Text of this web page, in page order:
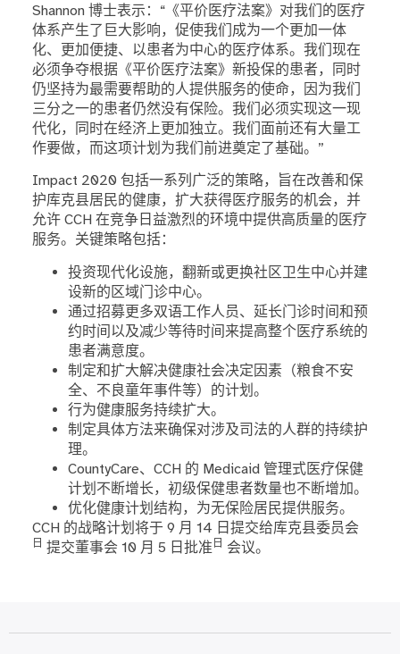
Shannon 博士表示：“《平价医疗法案》对我们的医疗
体系产生了巨大影响，促使我们成为一个更加一体
化、更加便捷、以患者为中心的医疗体系。我们现在
必须争夺根据《平价医疗法案》新投保的患者，同时
仍坚持为最需要帮助的人提供服务的使命，因为我们
三分之一的患者仍然没有保险。我们必须实现这一现
代化，同时在经济上更加独立。我们面前还有大量工
作要做，而这项计划为我们前进奠定了基础。”
Impact 2020 包括一系列广泛的策略，旨在改善和保
护库克县居民的健康，扩大获得医疗服务的机会，并
允许 CCH 在竞争日益激烈的环境中提供高质量的医疗
服务。关键策略包括：
投资现代化设施，翻新或更换社区卫生中心并建
设新的区域门诊中心。
通过招募更多双语工作人员、延长门诊时间和预
约时间以及减少等待时间来提高整个医疗系统的
患者满意度。
制定和扩大解决健康社会决定因素（粮食不安
全、不良童年事件等）的计划。
行为健康服务持续扩大。
制定具体方法来确保对涉及司法的人群的持续护
理。
CountyCare、CCH 的 Medicaid 管理式医疗保健
计划不断增长，初级保健患者数量也不断增加。
优化健康计划结构，为无保险居民提供服务。
CCH 的战略计划将于 9 月 14 日提交给库克县委员会
日 提交董事会 10 月 5 日批准 日 会议。